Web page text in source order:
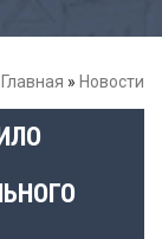
Главная » Новости